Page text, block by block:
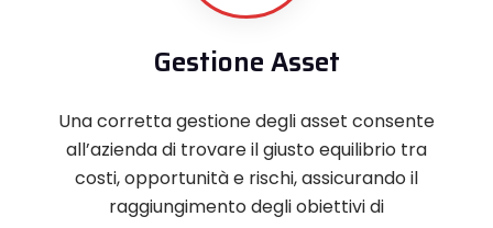
Gestione Asset
Una corretta gestione degli asset consente
all’azienda di trovare il giusto equilibrio tra
costi, opportunità e rischi, assicurando il
raggiungimento degli obiettivi di